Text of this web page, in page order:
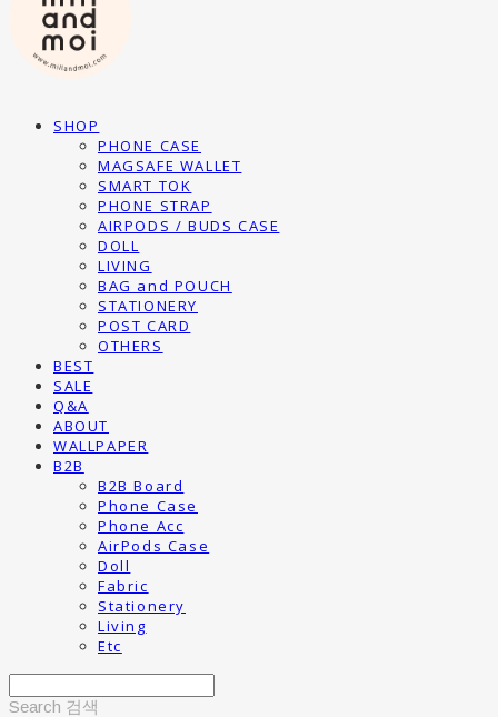
SHOP
PHONE CASE
MAGSAFE WALLET
SMART TOK
PHONE STRAP
AIRPODS / BUDS CASE
DOLL
LIVING
BAG and POUCH
STATIONERY
POST CARD
OTHERS
BEST
SALE
Q&A
ABOUT
WALLPAPER
B2B
B2B Board
Phone Case
Phone Acc
AirPods Case
Doll
Fabric
Stationery
Living
Etc
Search 검색